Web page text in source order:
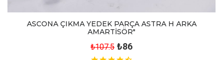
ASCONA ÇIKMA YEDEK PARÇA ASTRA H ARKA
AMARTİSÖR"
₺107.5 ₺86